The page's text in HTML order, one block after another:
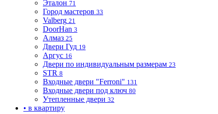
Эталон 71
Город мастеров 33
Valberg 21
DoorHan 3
Алмаз 25
Двери Гуд 19
Аргус 16
Двери по индивидуальным размерам 23
STR 8
Входные двери "Ferroni" 131
Входные двери под ключ 80
Утепленные двери 32
• в квартиру